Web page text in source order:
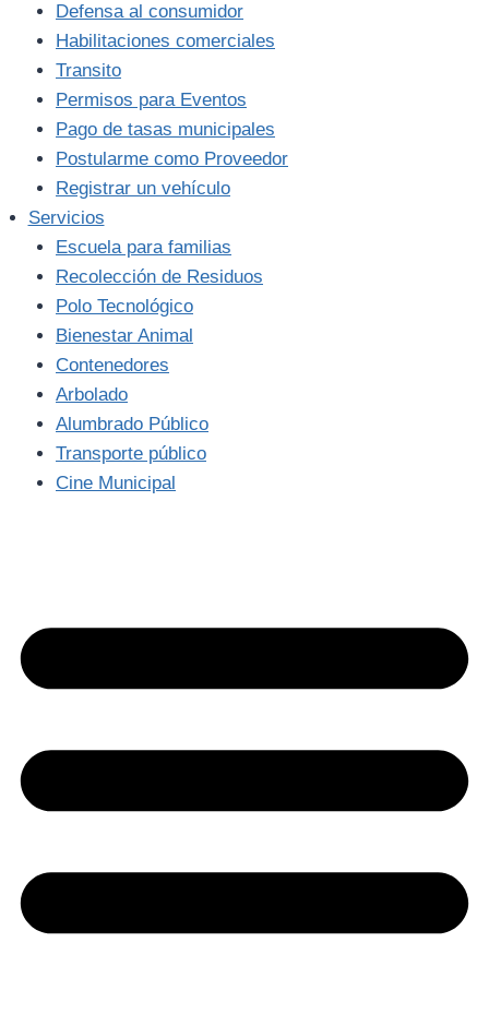
Defensa al consumidor
Habilitaciones comerciales
Transito
Permisos para Eventos
Pago de tasas municipales
Postularme como Proveedor
Registrar un vehículo
Servicios
Escuela para familias
Recolección de Residuos
Polo Tecnológico
Bienestar Animal
Contenedores
Arbolado
Alumbrado Público
Transporte público
Cine Municipal